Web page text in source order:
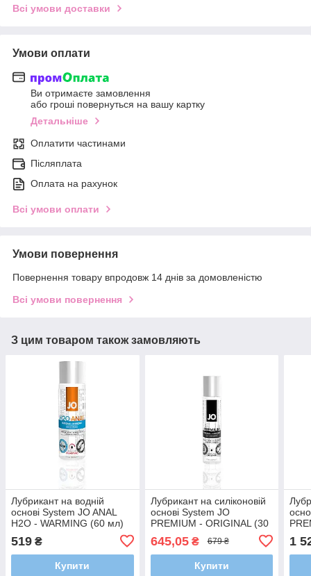
Всі умови доставки
Умови оплати
Ви отримаєте замовлення
або гроші повернуться на вашу картку
Детальніше
Оплатити частинами
Післяплата
Оплата на рахунок
Всі умови оплати
Умови повернення
Повернення товару впродовж 14 днів за домовленістю
Всі умови повернення
З цим товаром також замовляють
Лубрикант на водній
основі System JO ANAL
H2O - WARMING (60 мл)
519 ₴
Купити
Лубрикант на силіконовій
основі System JO
PREMIUM - ORIGINAL (30
645,05₴ 679 ₴
Купити
1